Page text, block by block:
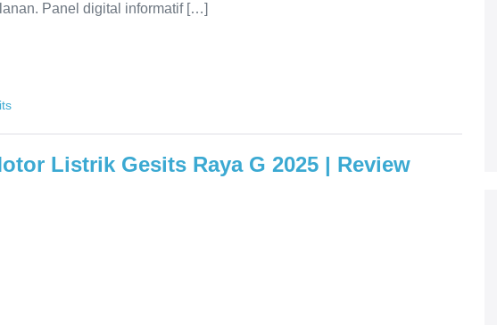
Panel digital informatif […]
Listrik Gesits Raya G 2025 | Review